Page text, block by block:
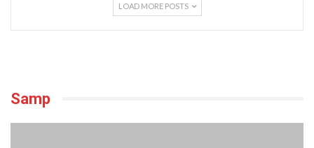
LOAD MORE POSTS
Samp